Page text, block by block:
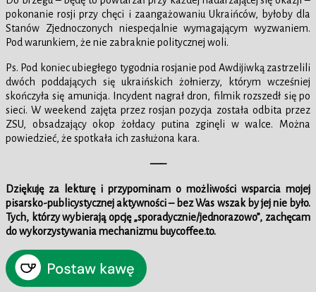
pokonanie rosji przy chęci i zaangażowaniu Ukraińców, byłoby dla
Stanów Zjednoczonych niespecjalnie wymagającym wyzwaniem.
Pod warunkiem, że nie zabraknie politycznej woli.
Ps. Pod koniec ubiegłego tygodnia rosjanie pod Awdijiwką zastrzelili
dwóch poddających się ukraińskich żołnierzy, którym wcześniej
skończyła się amunicja. Incydent nagrał dron, filmik rozszedł się po
sieci. W weekend zajęta przez rosjan pozycja została odbita przez
ZSU, obsadzający okop żołdacy putina zginęli w walce. Można
powiedzieć, że spotkała ich zasłużona kara.
—–
Dziękuję za lekturę i przypominam o możliwości wsparcia mojej
pisarsko-publicystycznej aktywności – bez Was wszak by jej nie było.
Tych, którzy wybierają opcję „sporadycznie/jednorazowo”, zachęcam
do wykorzystywania mechanizmu buycoffee.to.